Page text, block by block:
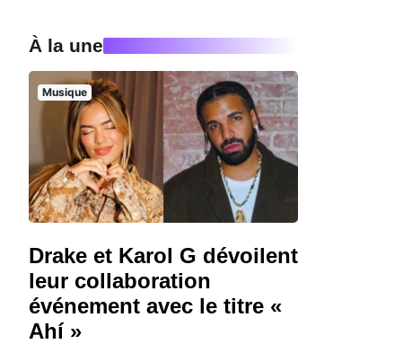
À la une
Musique
Drake et Karol G dévoilent
leur collaboration
événement avec le titre «
Ahí »